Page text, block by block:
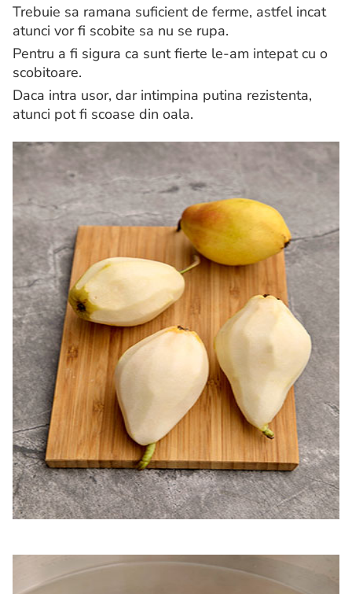
Trebuie sa ramana suficient de ferme, astfel incat
atunci vor fi scobite sa nu se rupa.
Pentru a fi sigura ca sunt fierte le-am intepat cu o
scobitoare.
Daca intra usor, dar intimpina putina rezistenta,
atunci pot fi scoase din oala.